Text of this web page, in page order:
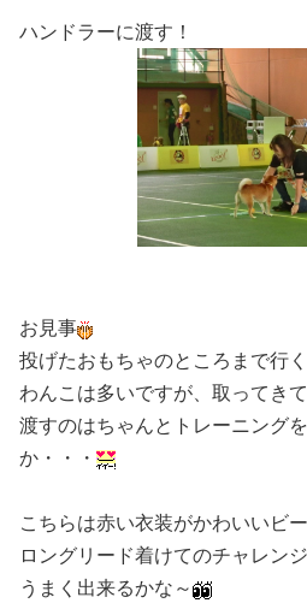
ハンドラーに渡す！
お見事
投げたおもちゃのところまで行
わんこは多いですが、取ってきて
渡すのはちゃんとトレーニング
か・・・
こちらは赤い衣装がかわいいビ
ロングリード着けてのチャレンジ
うまく出来るかな～